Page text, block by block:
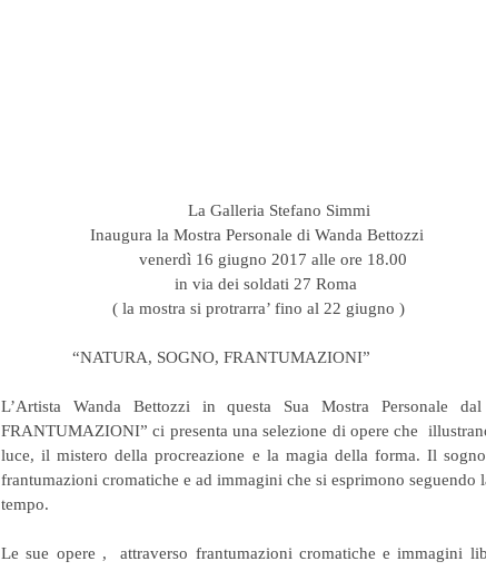
                                          La Galleria Stefano Simmi
                    Inaugura la Mostra Personale di Wanda Bettozzi
                               venerdì 16 giugno 2017 alle ore 18.00
                                       in via dei soldati 27 Roma
                         ( la mostra si protrarra’ fino al 22 giugno )
                “NATURA, SOGNO, FRANTUMAZIONI”
L’Artista Wanda Bettozzi in questa Sua Mostra Personale
FRANTUMAZIONI” ci presenta una selezione di opere che
luce, il mistero della procreazione e la magia della forma. Il
frantumazioni cromatiche e ad immagini che si esprimono seguendo
tempo.
Le sue opere ,  attraverso frantumazioni cromatiche e immagini